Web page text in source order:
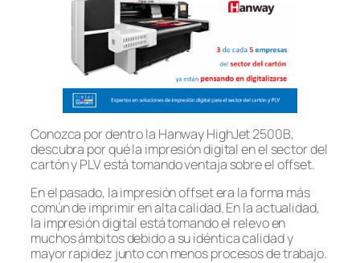
Conozca por dentro la Hanway HighJet 2500B,
descubra por qué la impresión digital en el sector del
cartón y PLV está tomando ventaja sobre el offset.
En el pasado, la impresión offset era la forma más
común de imprimir en alta calidad. En la actualidad,
la impresión digital está tomando el relevo en
muchos ámbitos debido a su idéntica calidad y
mayor rapidez junto con menos procesos de trabajo.